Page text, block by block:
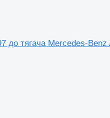
до тягача Mercedes-